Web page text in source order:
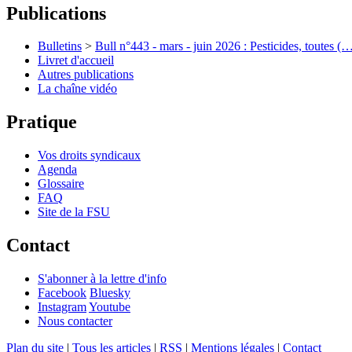
Publications
Bulletins > Bull n°443 - mars - juin 2026 : Pesticides, toutes
Livret d'accueil
Autres publications
La chaîne vidéo
Pratique
Vos droits syndicaux
Agenda
Glossaire
FAQ
Site de la FSU
Contact
S'abonner à la lettre d'info
Facebook Bluesky
InstagramYoutube
Nous contacter
Plan du site | Tous les articles | RSS | Mentions légales | Contact